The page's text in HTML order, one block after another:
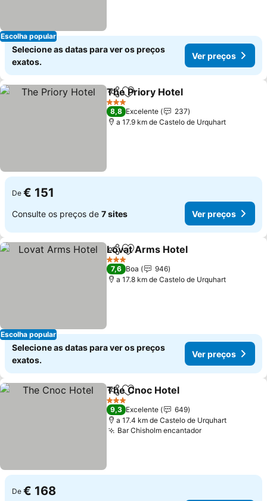
Escolha popular
Selecione as datas para ver os preços
exatos.
Ver preços
PartilharAdicionar aos favoritos
The Priory Hotel
3 Estrelas
8,8 Excelente
237
a 17.9 km de Castelo de Urquhart
De € 151
Consulte os preços de 7 sites Ver preços
Escolha popular
PartilharAdicionar aos favoritos
Lovat Arms Hotel
3 Estrelas
7,6 Boa
946
a 17.8 km de Castelo de Urquhart
Selecione as datas para ver os preços
exatos.
Ver preços
PartilharAdicionar aos favoritos
The Cnoc Hotel
3 Estrelas
9,3 Excelente
649
a 17.4 km de Castelo de Urquhart
Bar Chisholm encantadorVer preços
De € 168